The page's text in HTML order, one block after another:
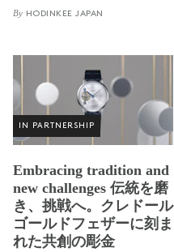
By HODINKEE JAPAN
IN PARTNERSHIP
Embracing tradition and
new challenges 伝統を磨
き、挑戦へ。クレドール
ゴールドフェザーに刻ま
れた共創の彫金